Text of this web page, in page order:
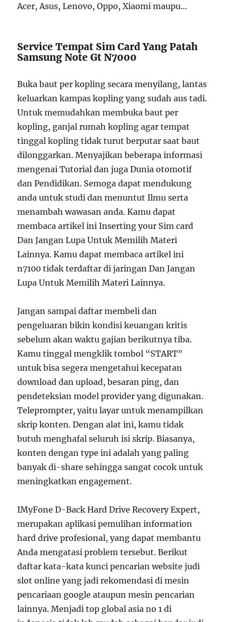
Acer, Asus, Lenovo, Oppo, Xiaomi maupu…
Service Tempat Sim Card Yang Patah
Samsung Note Gt N7000
Buka baut per kopling secara menyilang, lantas
keluarkan kampas kopling yang sudah aus tadi.
Untuk memudahkan membuka baut per
kopling, ganjal rumah kopling agar tempat
tinggal kopling tidak turut berputar saat baut
dilonggarkan. Menyajikan beberapa informasi
mengenai Tutorial dan juga Dunia otomotif
dan Pendidikan. Semoga dapat mendukung
anda untuk studi dan menuntut Ilmu serta
menambah wawasan anda. Kamu dapat
membaca artikel ini Inserting your Sim card
Dan Jangan Lupa Untuk Memilih Materi
Lainnya. Kamu dapat membaca artikel ini
n7100 tidak terdaftar di jaringan Dan Jangan
Lupa Untuk Memilih Materi Lainnya.
Jangan sampai daftar membeli dan
pengeluaran bikin kondisi keuangan kritis
sebelum akan waktu gajian berikutnya tiba.
Kamu tinggal mengklik tombol “START”
untuk bisa segera mengetahui kecepatan
download dan upload, besaran ping, dan
pendeteksian model provider yang digunakan.
Teleprompter, yaitu layar untuk menampilkan
skrip konten. Dengan alat ini, kamu tidak
butuh menghafal seluruh isi skrip. Biasanya,
konten dengan type ini adalah yang paling
banyak di-share sehingga sangat cocok untuk
meningkatkan engagement.
IMyFone D-Back Hard Drive Recovery Expert,
merupakan aplikasi pemulihan information
hard drive profesional, yang dapat membantu
Anda mengatasi problem tersebut. Berikut
daftar kata-kata kunci pencarian website judi
slot online yang jadi rekomendasi di mesin
pencariaan google ataupun mesin pencarian
lainnya. Menjadi top global asia no 1 di